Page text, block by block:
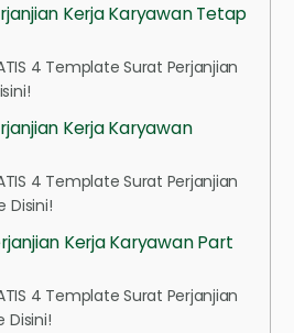
Kerja Karyawan Tetap
4 Template Surat Perjanjian
Kerja Karyawan
4 Template Surat Perjanjian
Disini!
Kerja Karyawan Part
4 Template Surat Perjanjian
Disini!